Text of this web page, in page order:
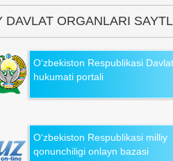
DAVLAT ORGANLARI
O‘zbekiston Respublikasi Davlat
hukumati portali
O‘zbekiston Respublikasi milliy
qonunchiligi onlayn bazasi